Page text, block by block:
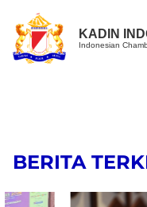
KADIN
Indonesian
BERITA